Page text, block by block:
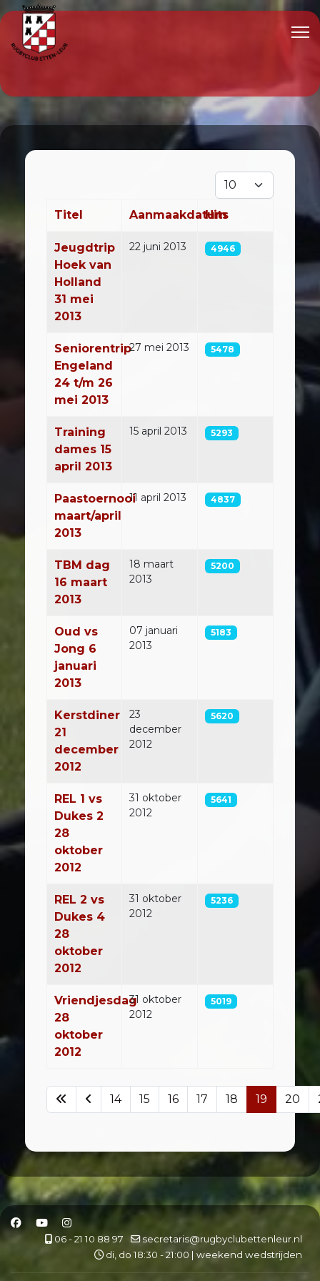
Toon #
Titel Aanmaakdatum
Hits
Jeugdtrip
Hoek van
Holland
31 mei
2013
22 juni 2013 4946
Seniorentrip
Engeland
24 t/m 26
mei 2013
27 mei 2013 5478
Training
dames 15
april 2013
15 april 2013 5293
Paastoernooi
maart/april
2013
11 april 2013 4837
TBM dag
16 maart
2013
18 maart
2013
5200
Oud vs
Jong 6
januari
2013
07 januari
2013
5183
Kerstdiner
21
december
2012
23
december
2012
5620
REL 1 vs
Dukes 2
28
oktober
2012
31 oktober
2012
5641
REL 2 vs
Dukes 4
28
oktober
2012
31 oktober
2012
5236
Vriendjesdag
28
oktober
2012
31 oktober
2012
5019
Pagina 19 van 23
14 15 16 17 18 19 20
06 - 21 10 88 97
secretaris@rugbyclubettenleur.nl
di, do 18:30 - 21:00 | weekend wedstrijden